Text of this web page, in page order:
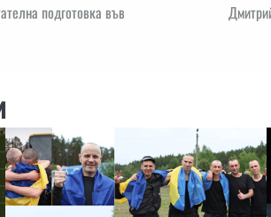
подготовка във